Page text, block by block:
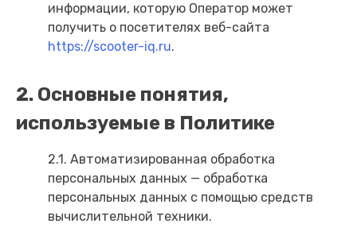
информации, которую Оператор может
получить о посетителях веб-сайта
https://scooter-iq.ru.
2. Основные понятия,
используемые в Политике
2.1. Автоматизированная обработка
персональных данных — обработка
персональных данных с помощью средств
вычислительной техники.